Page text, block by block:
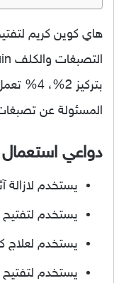
هاي كوين كريم
بتركيز
المسئولة عن
دواعي
يستخدم لازالة
يستخدم لتفتيح
يستخدم لعلاج
يستخدم لتفتيح